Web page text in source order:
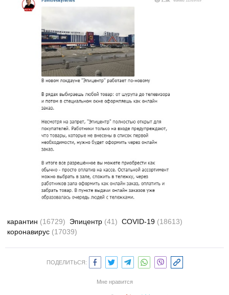
карантин (16729) Эпицентр (41) COVID-19 (18613)
коронавирус (17039)
ПОДЕЛИТЬСЯ:
Мне нравится